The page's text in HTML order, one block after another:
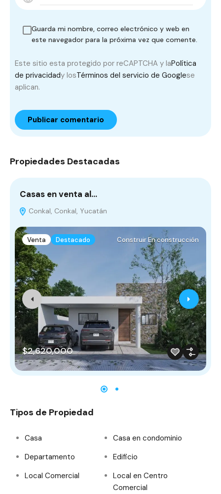
Guarda mi nombre, correo electrónico y web en
este navegador para la próxima vez que comente.
Este sitio esta protegido por reCAPTCHA y laPolítica
de privacidady losTérminos del servicio de Googlese
aplican.
Propiedades Destacadas
Casas en venta al…
Conkal, Conkal, Yucatán
Venta Destacado Construir En construcción
$2,620,000
Tipos de Propiedad
Casa
Casa en condominio
Departamento
Edificio
Local Comercial
Local en Centro
Comercial